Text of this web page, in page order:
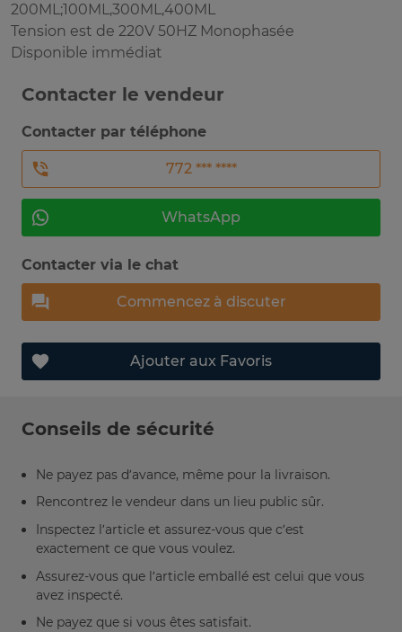
200ML;100ML,300ML,400ML
Tension est de 220V 50HZ Monophasée
Disponible immédiat
Contacter le vendeur
Contacter par téléphone
772 *** ****
WhatsApp
Contacter via le chat
Commencez à discuter
Ajouter aux Favoris
Conseils de sécurité
Ne payez pas d’avance, même pour la livraison.
Rencontrez le vendeur dans un lieu public sûr.
Inspectez l’article et assurez-vous que c’est
exactement ce que vous voulez.
Assurez-vous que l’article emballé est celui que vous
avez inspecté.
Ne payez que si vous êtes satisfait.